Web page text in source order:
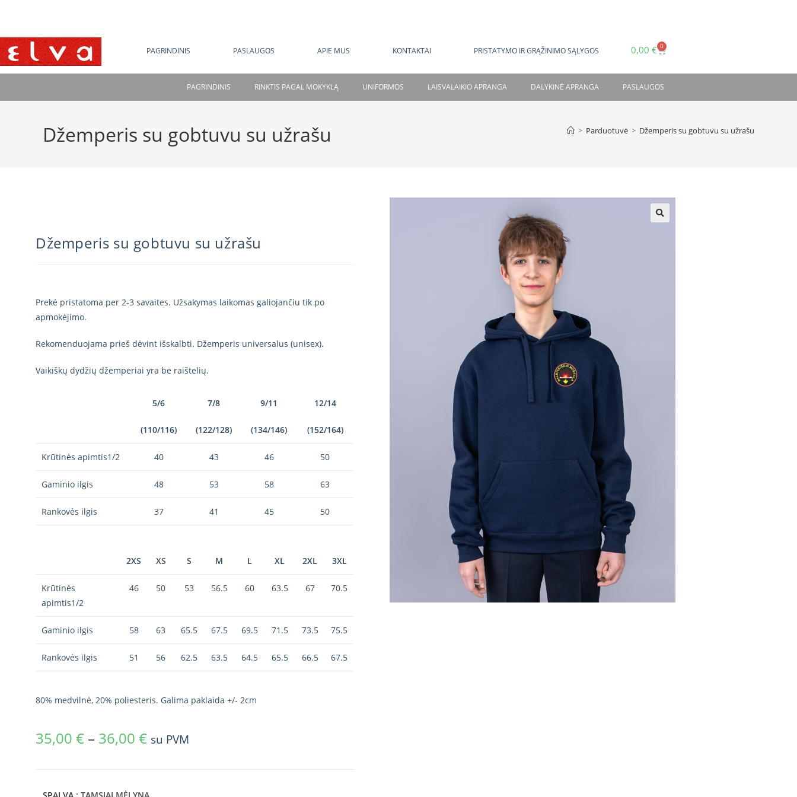
PAGRINDINIS PASLAUGOS APIE MUS KONTAKTAI PRISTATYMO IR GRĄŽINIMO SĄLYGOS 0,00 € 0
PAGRINDINIS RINKTIS PAGAL MOKYKLĄ UNIFORMOS LAISVALAIKIO APRANGA DALYKINĖ APRANGA PASLAUGOS
Džemperis su gobtuvu su užrašu > Parduotuvė > Džemperis su gobtuvu su užrašu
Džemperis su gobtuvu su užrašu
Prekė pristatoma per 2-3 savaites. Užsakymas laikomas galiojančiu tik po
apmokėjimo.
Rekomenduojama prieš dėvint išskalbti. Džemperis universalus (unisex).
Vaikiškų dydžių džemperiai yra be raištelių.
5/6
(110/116)
7/8
(122/128)
9/11
(134/146)
12/14
(152/164)
Krūtinės apimtis1/2 40 43 46 50
Gaminio ilgis 48 53 58 63
Rankovės ilgis 37 41 45 50
2XS XS S M L XL 2XL 3XL
Krūtinės
apimtis1/2
46 50 53 56.5 60 63.5 67 70.5
Gaminio ilgis 58 63 65.5 67.5 69.5 71.5 73.5 75.5
Rankovės ilgis 51 56 62.5 63.5 64.5 65.5 66.5 67.5
80% medvilnė, 20% poliesteris. Galima paklaida +/- 2cm
35,00 € – 36,00 € su PVM